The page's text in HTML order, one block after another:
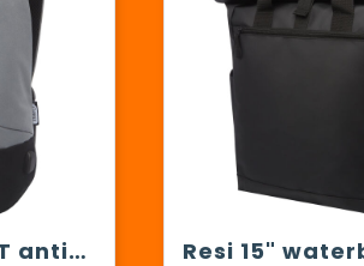
Cover GRS RPET antidiefstalrugzak 18L